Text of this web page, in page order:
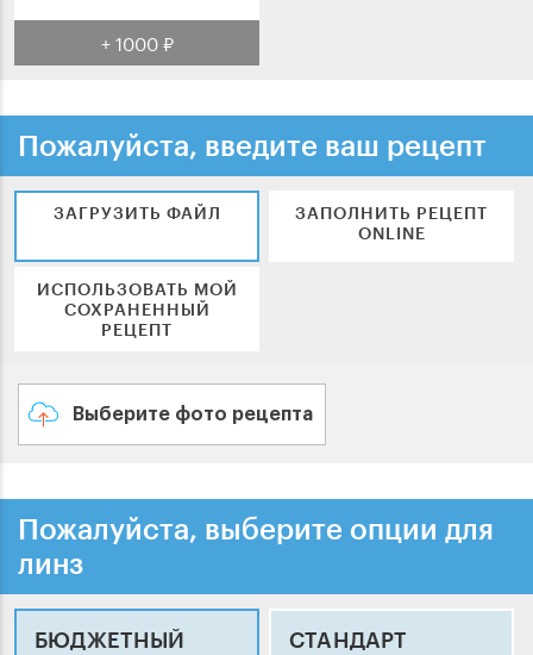
+ 1000 ₽
Пожалуйста, введите ваш рецепт
ЗАГРУЗИТЬ ФАЙЛ
ЗАПОЛНИТЬ РЕЦЕПТ
ONLINE
ИСПОЛЬЗОВАТЬ МОЙ
СОХРАНЕННЫЙ
РЕЦЕПТ
Выберите фото рецепта
Пожалуйста, выберите опции для
линз
БЮДЖЕТНЫЙ СТАНДАРТ